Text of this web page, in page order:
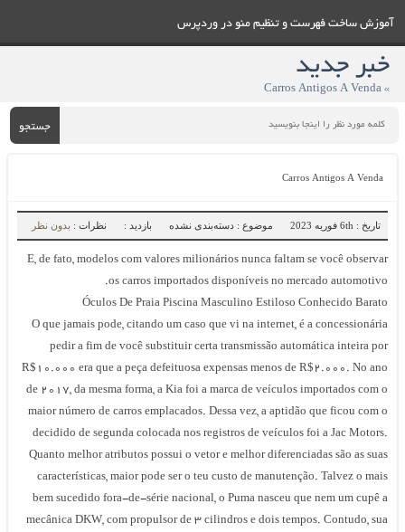
ساخت فهرست و تنظيم منو در وردپرس
جدید
جستجو
Carros Antigos A Venda
تاریخ : 6th فوریه 2023 موضوع : دسته‌بندی نشده بازدید : نظرات :بدون نظر
E, de fato, modelos com valores milionários nunca faltam se você
os carros importados disponíveis no mercado
Óculos De Praia Piscina Masculino Estiloso Conhecido
O que jamais pode, citando um caso que vi na internet, é a
pedir a fim de você substituir certa transmissão automática inteira
R$10.000 era que a peça defeituosa expensas menos de R$2.000. No
de 2017, da mesma forma, a Kia foi a marca de veículos importados com
maior número de carros emplacados. Dessa vez, a aptidão que ficou com
decidido de segunda colocada nos registros de veículos foi a Jac
Quanto melhor atributos possui o vetor e melhor diferenciadas são as
características, maior pode ser o teu custo de manutenção. Talvez o
bem sucedido fora-de-série nacional, o Puma nasceu que nem um cupê
mecânica DKW, com propulsor de 3 cilindros e dois tempos. Contudo,